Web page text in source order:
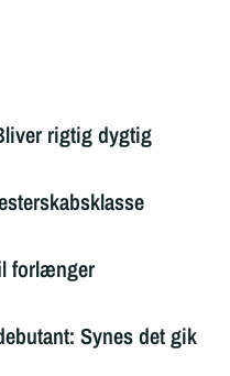
rigtig dygtig
forlænger
Synes det gik